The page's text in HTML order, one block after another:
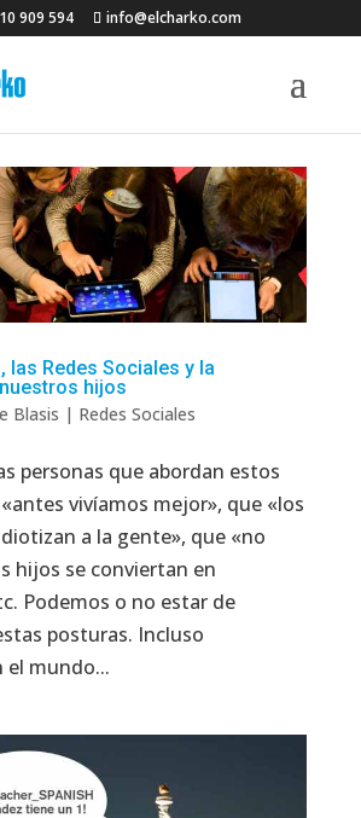
909 594 info@elcharko.com
las Redes Sociales y la
hijos
Blasis | Redes Sociales
personas que abordan estos
vivíamos mejor», que «los
a la gente», que «no
hijos se conviertan en
Podemos o no estar de
posturas. Incluso
el mundo...